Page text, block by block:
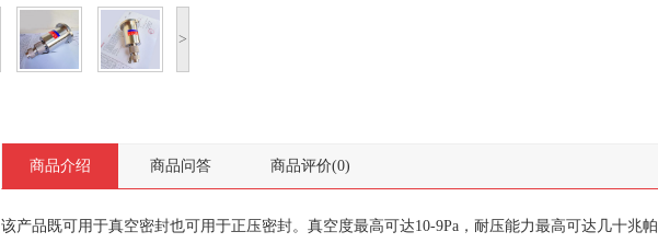
>
商品介绍 商品问答 商品评价(0)
该产品既可用于真空密封也可用于正压密封。 真空度最高可达10-9Pa ， 耐压能力最高可达几十兆帕